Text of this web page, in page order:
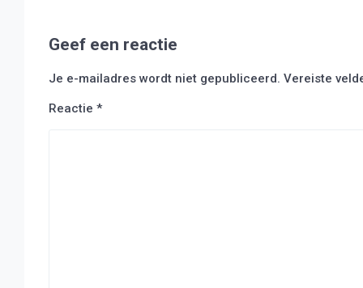
Geef een reactie
Je e-mailadres wordt niet gepubliceerd. Vereiste
Reactie *